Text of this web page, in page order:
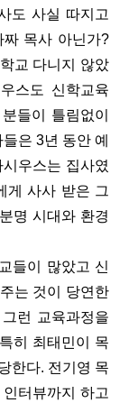
도 사실 따지고
짜 목사 아닌가?
교 다니지 않았
스도 신학교육
들이 틀림없이
은 3년 동안 예
우스는 집사였
게 사사 받은 그
명 시대와 환경
들이 많았고 신
는 것이 당연한
런 교육과정을
히 최태민이 목
한다. 전기영 목
터뷰까지 하고